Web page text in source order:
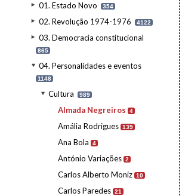
01. Estado Novo 354
02. Revolução 1974-1976 4122
03. Democracia constitucional
865
04. Personalidades e eventos
1148
Cultura 989
Almada Negreiros 4
Amália Rodrigues 139
Ana Bola 4
António Variações 2
Carlos Alberto Moniz 10
Carlos Paredes 21